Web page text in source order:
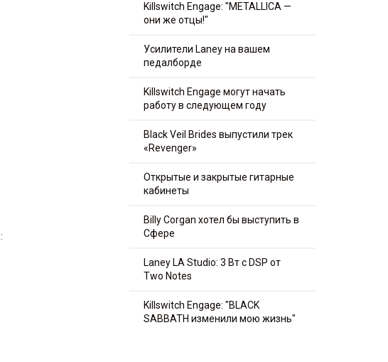
Killswitch Engage: "METALLICA —
они же отцы!"
Усилители Laney на вашем
педалборде
Killswitch Engage могут начать
работу в следующем году
Black Veil Brides выпустили трек
«Revenger»
Открытые и закрытые гитарные
кабинеты
Billy Corgan хотел бы выступить в
Сфере
Laney LA Studio: 3 Вт с DSP от
Two Notes
Killswitch Engage: "BLACK
SABBATH изменили мою жизнь"